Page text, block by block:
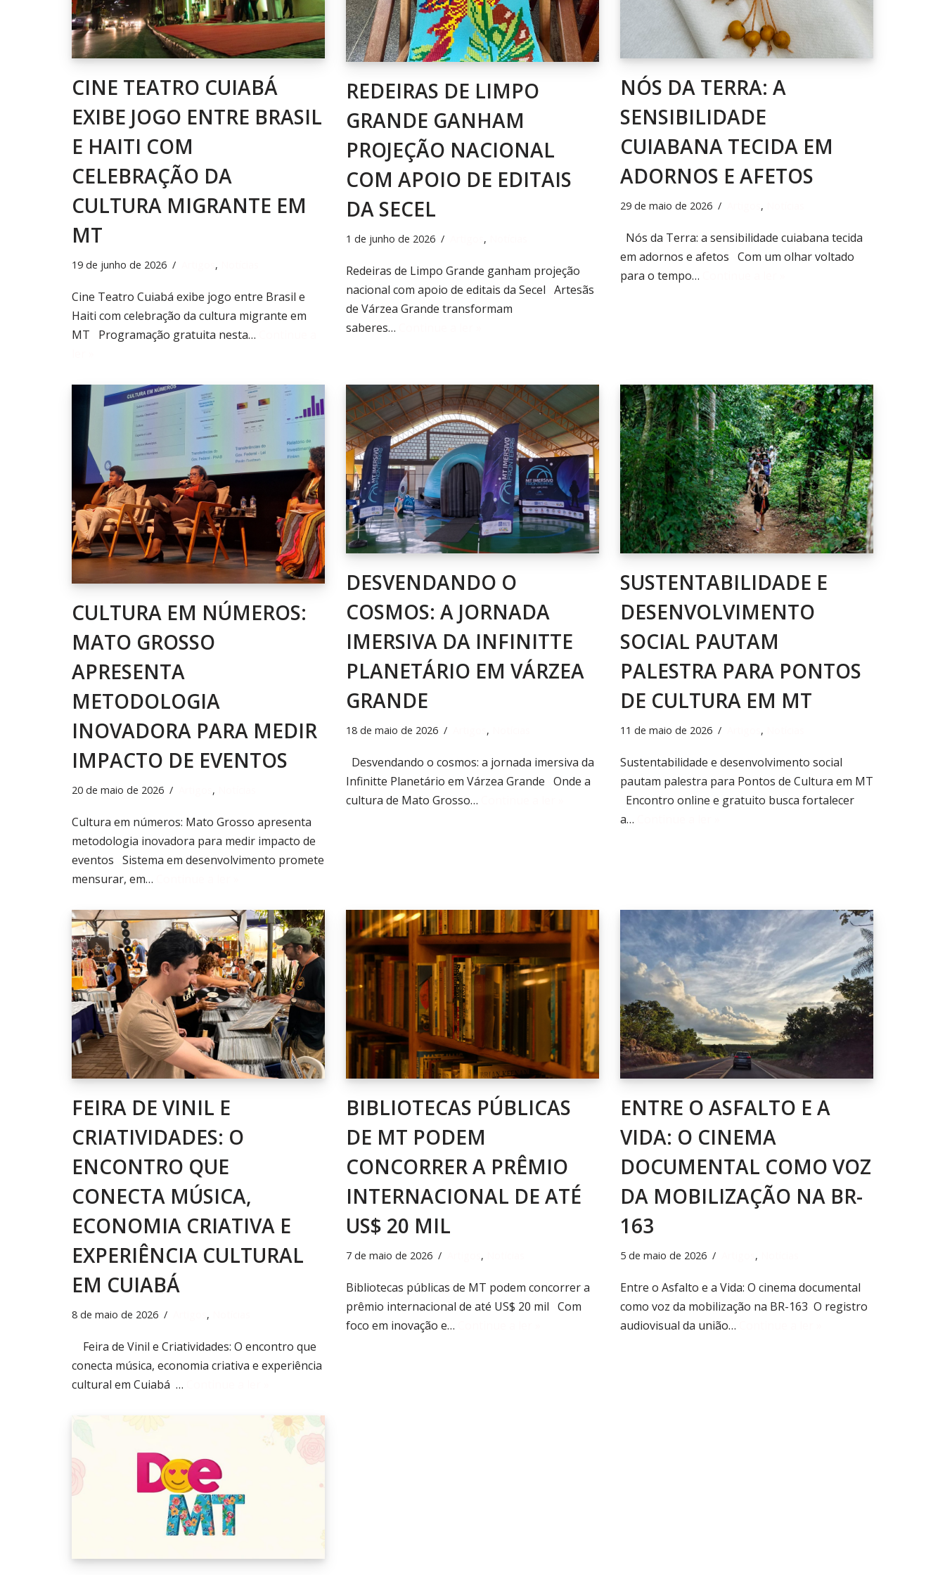
CINE TEATRO CUIABÁ
EXIBE JOGO ENTRE BRASIL
E HAITI COM
CELEBRAÇÃO DA
CULTURA MIGRANTE EM
MT
19 de junho de 2026 ,
Cine Teatro Cuiabá exibe jogo entre Brasil e
Haiti com celebração da cultura migrante em
MT Programação gratuita nesta…
REDEIRAS DE LIMPO
GRANDE GANHAM
PROJEÇÃO NACIONAL
COM APOIO DE EDITAIS
DA SECEL
1 de junho de 2026 ,
Redeiras de Limpo Grande ganham projeção
nacional com apoio de editais da Secel Artesãs
de Várzea Grande transformam
saberes…
NÓS DA TERRA: A
SENSIBILIDADE
CUIABANA TECIDA EM
ADORNOS E AFETOS
29 de maio de 2026 ,
Nós da Terra: a sensibilidade cuiabana tecida
em adornos e afetos Com um olhar voltado
para o tempo…
CULTURA EM NÚMEROS:
MATO GROSSO
APRESENTA
METODOLOGIA
INOVADORA PARA MEDIR
IMPACTO DE EVENTOS
20 de maio de 2026 ,
Cultura em números: Mato Grosso apresenta
metodologia inovadora para medir impacto de
eventos Sistema em desenvolvimento promete
mensurar, em…
DESVENDANDO O
COSMOS: A JORNADA
IMERSIVA DA INFINITTE
PLANETÁRIO EM VÁRZEA
GRANDE
18 de maio de 2026 ,
Desvendando o cosmos: a jornada imersiva da
Infinitte Planetário em Várzea Grande Onde a
cultura de Mato Grosso…
SUSTENTABILIDADE E
DESENVOLVIMENTO
SOCIAL PAUTAM
PALESTRA PARA PONTOS
DE CULTURA EM MT
11 de maio de 2026 ,
Sustentabilidade e desenvolvimento social
pautam palestra para Pontos de Cultura em MT
Encontro online e gratuito busca fortalecer
a…
FEIRA DE VINIL E
CRIATIVIDADES: O
ENCONTRO QUE
CONECTA MÚSICA,
ECONOMIA CRIATIVA E
EXPERIÊNCIA CULTURAL
EM CUIABÁ
8 de maio de 2026 ,
Feira de Vinil e Criatividades: O encontro que
conecta música, economia criativa e experiência
cultural em Cuiabá …
BIBLIOTECAS PÚBLICAS
DE MT PODEM
CONCORRER A PRÊMIO
INTERNACIONAL DE ATÉ
US$ 20 MIL
7 de maio de 2026 ,
Bibliotecas públicas de MT podem concorrer a
prêmio internacional de até US$ 20 mil Com
foco em inovação e…
ENTRE O ASFALTO E A
VIDA: O CINEMA
DOCUMENTAL COMO VOZ
DA MOBILIZAÇÃO NA BR-
163
5 de maio de 2026 ,
Entre o Asfalto e a Vida: O cinema documental
como voz da mobilização na BR-163 O registro
audiovisual da união…